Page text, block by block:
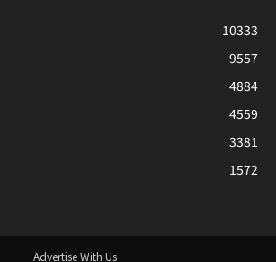
10333
9557
4884
4559
3381
1572
Advertise With Us